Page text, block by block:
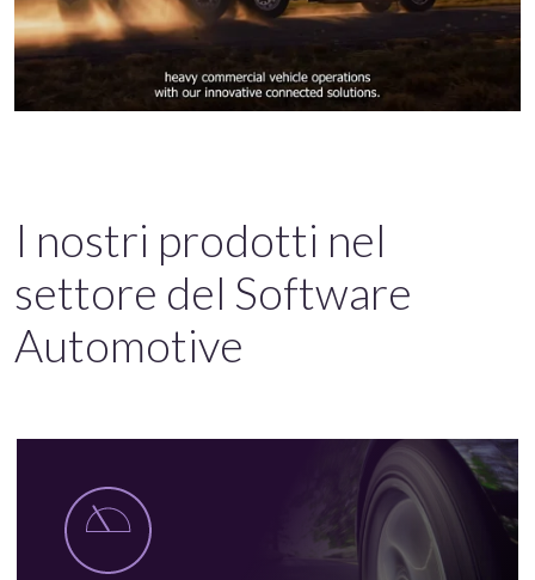
I nostri prodotti nel
settore del Software
Automotive